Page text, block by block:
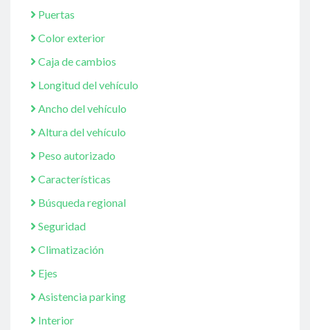
Puertas
Color exterior
Caja de cambios
Longitud del vehículo
Ancho del vehículo
Altura del vehículo
Peso autorizado
Características
Búsqueda regional
Seguridad
Climatización
Ejes
Asistencia parking
Interior